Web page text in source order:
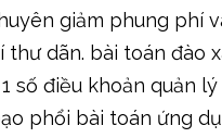
phổi bài toán ứng
thành tích của
ứng dụng giúp doanh
bài toán ứng dụng